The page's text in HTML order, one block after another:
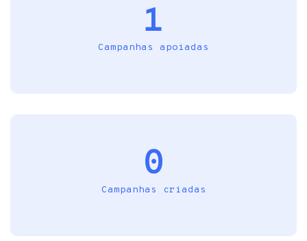
1
Campanhas apoiadas
0
Campanhas criadas